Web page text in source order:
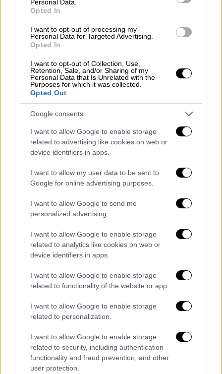
Personal Data.
Opted In
I want to opt-out of processing my
Personal Data for Targeted Advertising.
Opted In
I want to opt-out of Collection, Use,
Retention, Sale, and/or Sharing of my
Personal Data that Is Unrelated with the
Purposes for which it was collected.
Opted Out
Google consents
I want to allow Google to enable storage
related to advertising like cookies on web or
device identifiers in apps.
I want to allow my user data to be sent to
Google for online advertising purposes.
I want to allow Google to send me
personalized advertising.
I want to allow Google to enable storage
related to analytics like cookies on web or
device identifiers in apps.
I want to allow Google to enable storage
related to functionality of the website or app.
I want to allow Google to enable storage
related to personalization.
I want to allow Google to enable storage
related to security, including authentication
functionality and fraud prevention, and other
user protection.
εξαρτημένος εταίρος
καταστροφικό πόλεμο στην Ουκρανία. Ο
Πούτιν ίσως αναζητά αυξημένη στρατιωτική
υποστήριξη από την Κίνα», δήλωσε ο Τίμοθι
Ας, συνεργάτης στο πρόγραμμα Ρωσίας και
Ευρασίας του Chatham House, στο Al
Jazeera. «Όπως ο Τραμπ πήγε με το
στο χέρι”στο Πεκίνο, έτσι θα κάνει και ο
Πούτιν», πρόσθεσε. «Η Κίνα κρατά όλα τα
χαρτιά».
Ο Ιγκνάτοφ, ωστόσο, προειδοποίησε κατά
ιεραρχικούς όρους, δηλώνοντας ότι η
συμπεριφορά των δύο χωρών εξηγείται από
το γεγονός ότι επιδιώκουν έναν πολυπολικό
κόσμο. «Και οι δύο πλευρές λένε ότι …
πολυπολικό κόσμο, οπότε δεν θεωρούν ότι
πρέπει να υπάρχουν κυρίαρχες δυνάμεις
είπε. «Δεν είναι έτσι όπωςβλέπουν τις